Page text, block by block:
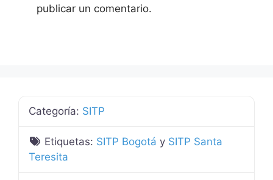
publicar un comentario.
Categoría: SITP
Etiquetas: SITP Bogotá y SITP Santa
Teresita